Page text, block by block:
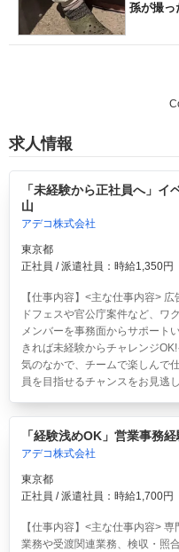
孫が撮っ
求人情報
「未経験から正社員へ」
山
アデコ株式会社
東京都
正社員 / 派遣社員：時給1,350円
【仕事内容】<主な仕事内容>
ドフェスや官公庁案件など、ワ
メンバーを事務面からサポート
きれば未経験からチャレンジ
気のなかで、チームで楽しんで
員を目指せるチャンスをお見逃
「経験浅めOK」営業事務
アデコ株式会社
東京都
正社員 / 派遣社員：時給1,700円
【仕事内容】<主な仕事内容>
業務や受渡関連業務、検収・照